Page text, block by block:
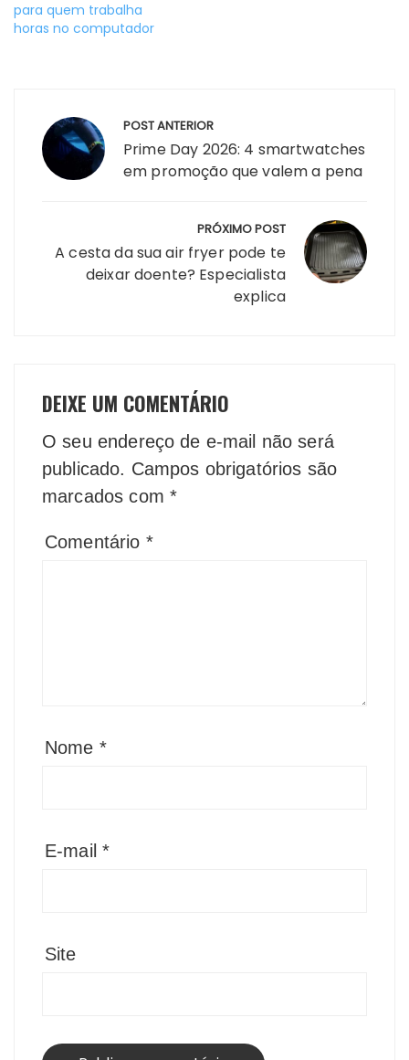
para quem trabalha
horas no computador
de
Post
POST ANTERIOR
Prime Day 2026: 4 smartwatches
em promoção que valem a pena
PRÓXIMO POST
A cesta da sua air fryer pode te
deixar doente? Especialista
explica
DEIXE UM COMENTÁRIO
O seu endereço de e-mail não será
publicado. Campos obrigatórios são
marcados com *
Comentário *
Nome *
E-mail*
Site